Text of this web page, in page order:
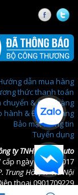
dẫn mua hàng
thức thanh toán
chuyển & Giao hàng
hành & Đổi trả hàng
Bảo mật thông tin
Tuyển dụng
ty TNHH Nghệ Auto
cấp ngày 22/11/2017
Trung Hòa, TP Hà Nội
thoại 0901709229